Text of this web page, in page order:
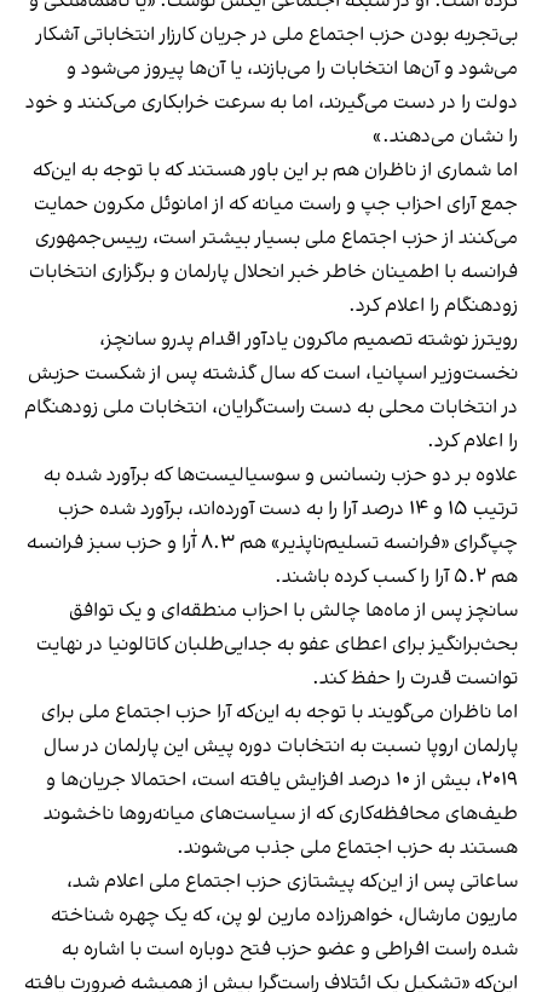
بی‌تجربه بودن حزب اجتماع ملی در جریان کارزار انتخاباتی آشکار
می‌شود و آن‌ها انتخابات را می‌بازند، یا آن‌ها پیروز می‌شود و
دولت را در دست می‌گیرند، اما به سرعت خرابکاری می‌کنند و خود
را نشان می‌دهند.»
اما شماری از ناظران هم بر این باور هستند که با توجه به این‌که
جمع آرای احزاب جپ و راست میانه که از امانوئل مکرون حمایت
می‌کنند از حزب اجتماع ملی بسیار بیشتر است، رییس‌جمهوری
فرانسه با اطمینان خاطر خبر انحلال پارلمان و برگزاری انتخابات
زودهنگام را اعلام کرد.
رویترز نوشته تصمیم ماکرون یادآور اقدام پدرو سانچز،
نخست‌وزیر اسپانیا، است که سال گذشته پس از شکست حزبش
در انتخابات محلی به دست راست‌گرایان، انتخابات ملی زودهنگام
را اعلام کرد.
علاوه بر دو حزب رنسانس و سوسیالیست‌ها که برآورد شده به
ترتیب ۱۵ و ۱۴ درصد آرا را به دست آورده‌اند، برآورد شده حزب
چپ‌گرای «فرانسه تسلیم‌ناپذیر» هم ۸.۳ آٰرا و حزب سبز فرانسه
هم ۵.۲ آرا را کسب کرده باشند.
سانچز پس از ماه‌ها چالش با احزاب منطقه‌ای و یک توافق
بحث‌برانگیز برای اعطای عفو به جدایی‌طلبان کاتالونیا در نهایت
توانست قدرت را حفظ کند.
اما ناظران می‌گویند با توجه به این‌که آرا حزب اجتماع ملی برای
پارلمان اروپا نسبت به انتخابات دوره پیش این پارلمان در سال
۲۰۱۹، بیش از ۱۰ درصد افزایش یافته است، احتمالا جریان‌ها و
طیف‌های محافظه‌کاری که از سیاست‌های میانه‌روها ناخشوند
هستند به حزب اجتماع ملی جذب می‌شوند.
ساعاتی پس از این‌که پیشتازی حزب اجتماع ملی اعلام شد،
ماریون مارشال، خواهرزاده مارین لو پن، که یک چهره شناخته
شده راست افراطی و عضو حزب فتح دوباره است با اشاره به
این‌که «تشکیل یک ائتلاف راست‌گرا بیش از همیشه ضرورت یافته